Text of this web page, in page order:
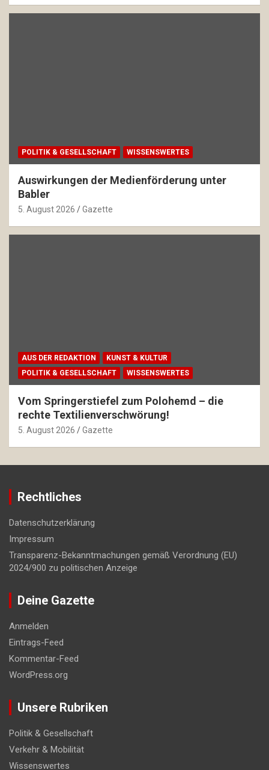
POLITIK & GESELLSCHAFT WISSENSWERTES
Auswirkungen der Medienförderung unter
Babler
5. August 2026 Gazette
AUS DER REDAKTION
KUNST & KULTUR
POLITIK & GESELLSCHAFT
WISSENSWERTES
Vom Springerstiefel zum Polohemd – die
rechte Textilienverschwörung!
5. August 2026 Gazette
Rechtliches
Datenschutzerklärung
Impressum
Transparenz-Bekanntmachungen gemäß Verordnung (EU)
2024/900 zu politischen Anzeige
Deine Gazette
Anmelden
Eintrags-Feed
Kommentar-Feed
WordPress.org
Unsere Rubriken
Politik & Gesellschaft
Verkehr & Mobilität
Wissenswertes